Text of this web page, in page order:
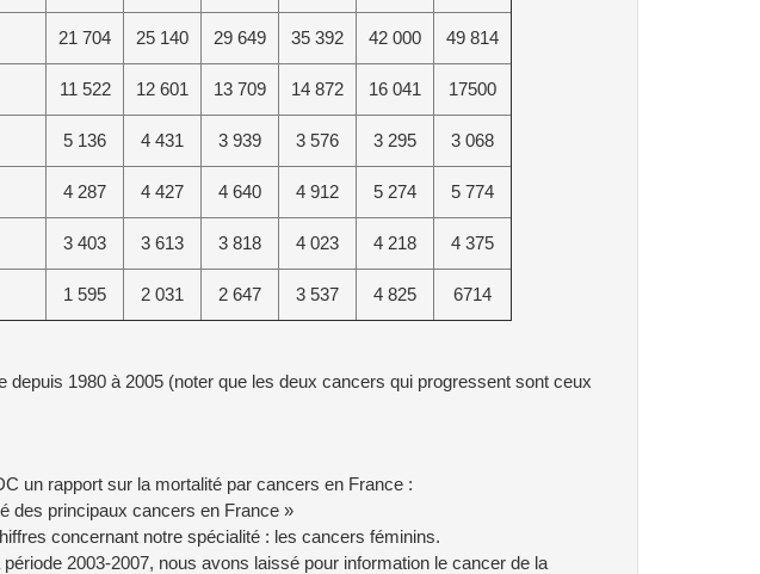
21 704 25 140 29 649 35 392 42 000 49 814
11 522 12 601 13 709 14 872 16 041 17500
5 136 4 431 3 939 3 576 3 295 3 068
4 287 4 427 4 640 4 912 5 274 5 774
3 403 3 613 3 818 4 023 4 218 4 375
1 595 2 031 2 647 3 537 4 825 6714
depuis 1980 à 2005 (noter que les deux cancers qui progressent sont ceux
un rapport sur la mortalité par cancers en France :
des principaux cancers en France »
concernant notre spécialité : les cancers féminins.
2003-2007, nous avons laissé pour information le cancer de la